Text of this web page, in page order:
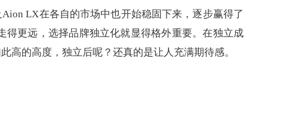
LX在各自的市场中也开始稳固下来，逐步赢得了
更远，选择品牌独立化就显得格外重要。在独立成
高的高度，独立后呢？还真的是让人充满期待感。